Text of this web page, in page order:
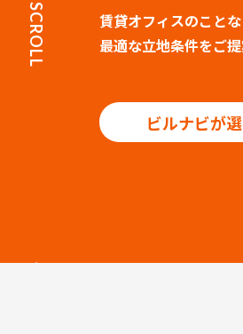
賃貸オフィスのこと
最適な立地条件をご
ビルナビが
SCROLL